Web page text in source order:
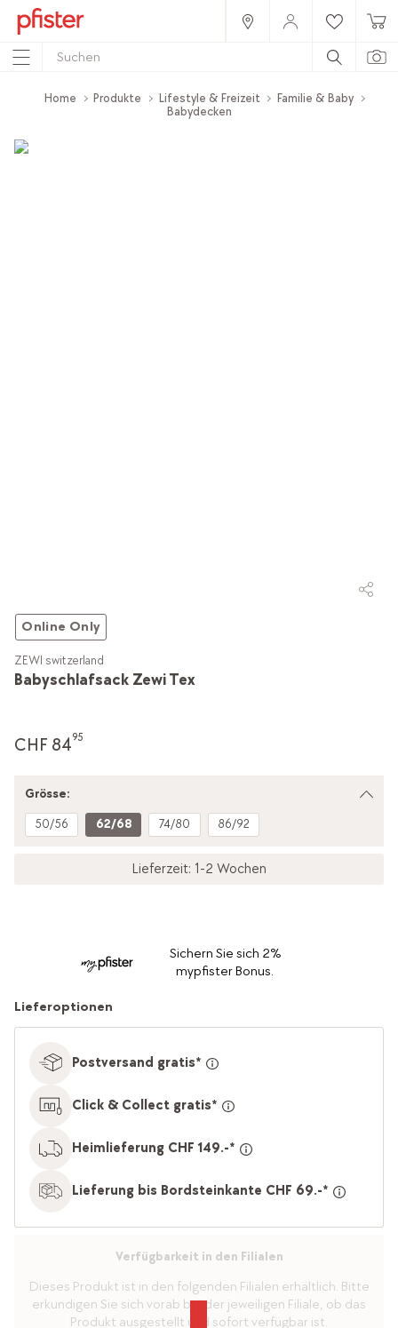
Home Produkte Lifestyle & Freizeit
Familie & Baby
Babydecken
Online Only
Babyschlafsack Zewi Tex
ZEWI switzerland
CHF 8495
Grösse:
50/56 62/68 74/80 86/92
Lieferzeit: 1-2 Wochen
Sichern Sie sich 2%
mypfister Bonus.
Lieferoptionen
Postversand gratis*
Click & Collect gratis*
Heimlieferung CHF 149.-*
Lieferung bis Bordsteinkante CHF 69.-*
Verfügbarkeit in den Filialen
Dieses Produkt ist in den folgenden Filialen erhältlich. Bitte
erkundigen Sie sich vorab bei der jeweiligen Filiale, ob das
Produkt ausgestellt und sofort verfügbar ist.